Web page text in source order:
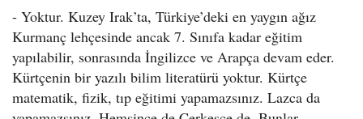
- Yoktur. Kuzey Irak’ta, Türkiye’deki en yaygın ağız
Kurmanç lehçesinde ancak 7. Sınıfa kadar eğitim
yapılabilir, sonrasında İngilizce ve Arapça devam eder.
Kürtçenin bir yazılı bilim literatürü yoktur. Kürtçe
matematik, fizik, tıp eğitimi yapamazsınız. Lazca da